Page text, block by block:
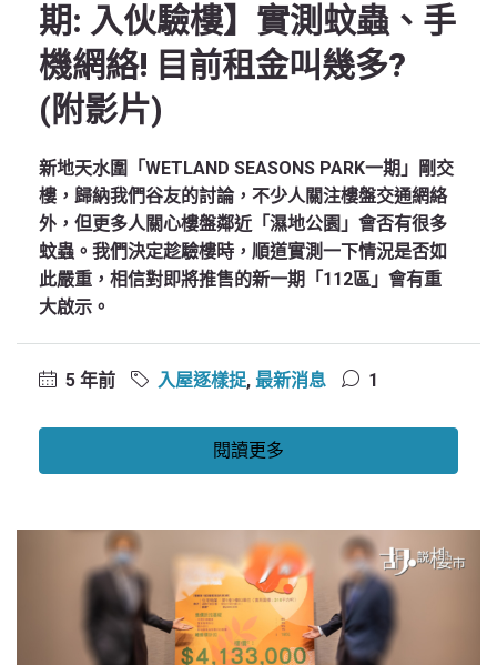
期: 入伙驗樓】實測蚊蟲、手
機網絡! 目前租金叫幾多?
(附影片)
新地天水圍「WETLAND SEASONS PARK一期」剛交
樓，歸納我們谷友的討論，不少人關注樓盤交通網絡
外，但更多人關心樓盤鄰近「濕地公園」會否有很多
蚊蟲。我們決定趁驗樓時，順道實測一下情況是否如
此嚴重，相信對即將推售的新一期「112區」會有重
大啟示。
5 年前 入屋逐樣捉, 最新消息 1
閱讀更多